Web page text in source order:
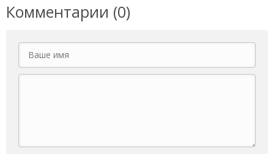
Комментарии (0)